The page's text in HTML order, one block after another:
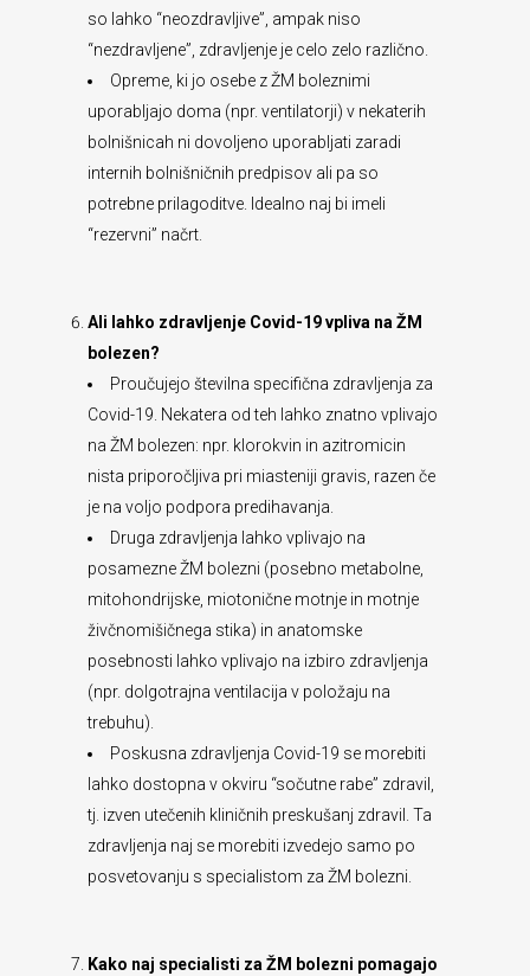
so lahko “neozdravljive”, ampak niso
“nezdravljene”, zdravljenje je celo zelo različno.
Opreme, ki jo osebe z ŽM boleznimi
uporabljajo doma (npr. ventilatorji) v nekaterih
bolnišnicah ni dovoljeno uporabljati zaradi
internih bolnišničnih predpisov ali pa so
potrebne prilagoditve. Idealno naj bi imeli
“rezervni” načrt.
Ali lahko zdravljenje Covid-19 vpliva na ŽM
bolezen?
Proučujejo številna specifična zdravljenja za
Covid-19. Nekatera od teh lahko znatno vplivajo
na ŽM bolezen: npr. klorokvin in azitromicin
nista priporočljiva pri miasteniji gravis, razen če
je na voljo podpora predihavanja.
Druga zdravljenja lahko vplivajo na
posamezne ŽM bolezni (posebno metabolne,
mitohondrijske, miotonične motnje in motnje
živčnomišičnega stika) in anatomske
posebnosti lahko vplivajo na izbiro zdravljenja
(npr. dolgotrajna ventilacija v položaju na
trebuhu).
Poskusna zdravljenja Covid-19 se morebiti
lahko dostopna v okviru “sočutne rabe” zdravil,
tj. izven utečenih kliničnih preskušanj zdravil. Ta
zdravljenja naj se morebiti izvedejo samo po
posvetovanju s specialistom za ŽM bolezni.
Kako naj specialisti za ŽM bolezni pomagajo